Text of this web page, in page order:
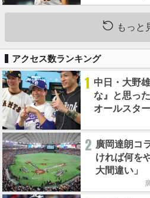
もっと
アクセス数ランキング
1 中日・大野
な』と思っ
オールスター
2 廣岡達朗コ
ければ何を
大間違い」